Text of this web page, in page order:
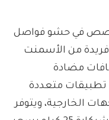
في حشو فواصل
فريدة من الأسمنت
مضادة
تطبيقات متعددة
الخارجية، ويتوفر